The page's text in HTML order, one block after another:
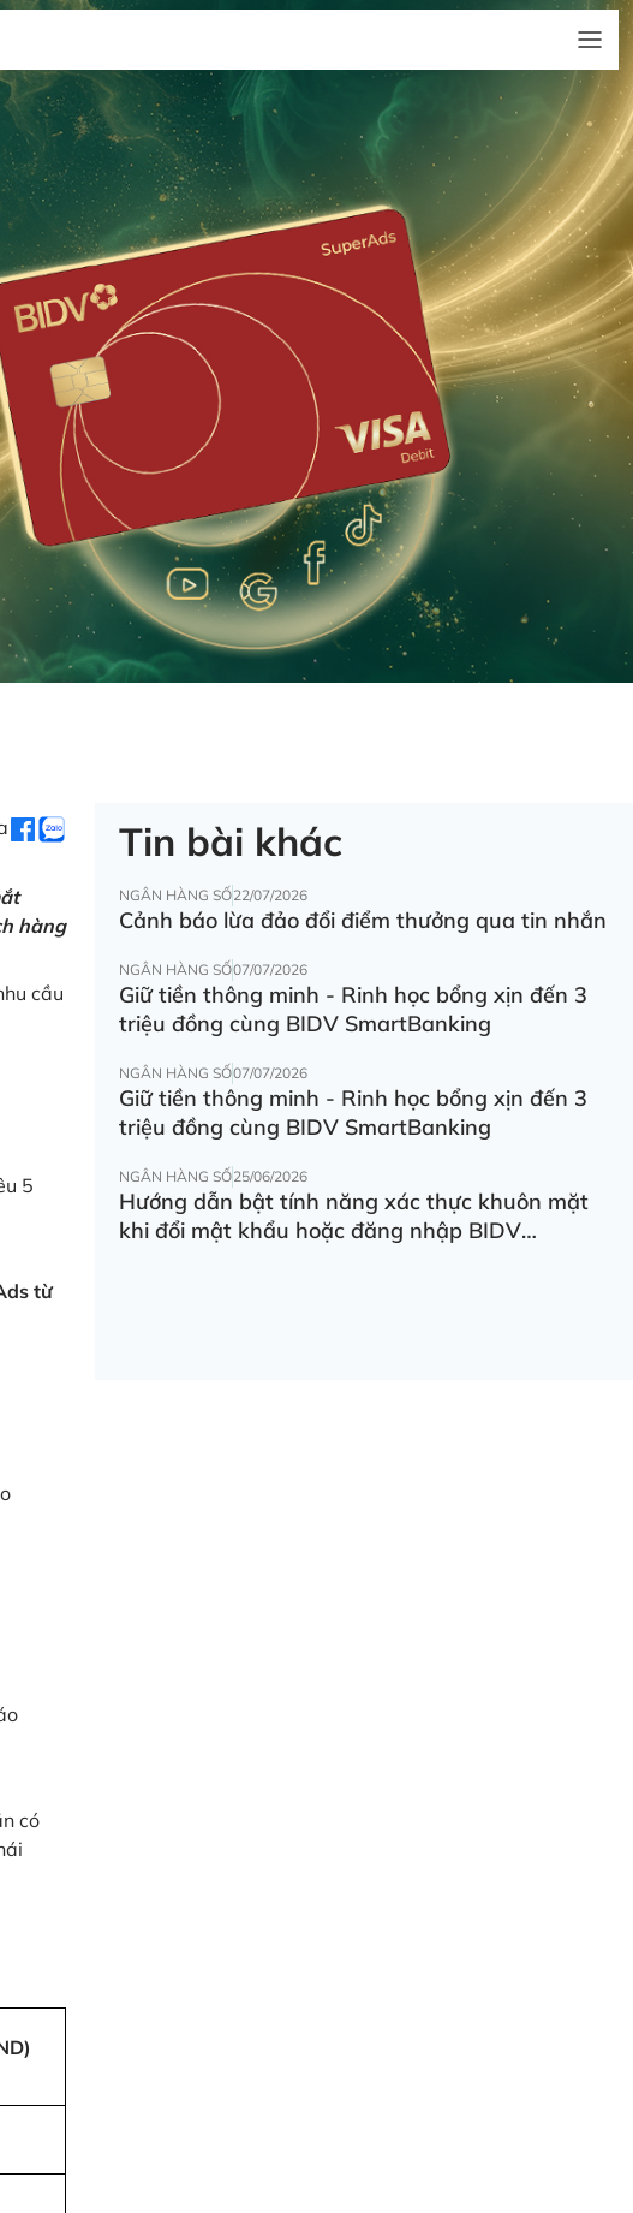
hàng
cầu
5
từ
có
Tin bài khác
NGÂN HÀNG SỐ22/07/2026
Cảnh báo lừa đảo đổi điểm thưởng qua tin nhắn
NGÂN HÀNG SỐ07/07/2026
Giữ tiền thông minh - Rinh học bổng xịn đến 3
triệu đồng cùng BIDV SmartBanking
NGÂN HÀNG SỐ07/07/2026
Giữ tiền thông minh - Rinh học bổng xịn đến 3
triệu đồng cùng BIDV SmartBanking
NGÂN HÀNG SỐ25/06/2026
Hướng dẫn bật tính năng xác thực khuôn mặt
khi đổi mật khẩu hoặc đăng nhập BIDV